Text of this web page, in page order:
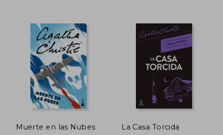
dcto. S/ 84,09 dcto.
Muerte en las Nubes La Casa Torcida